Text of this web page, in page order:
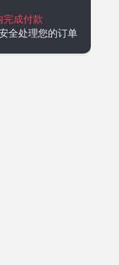
完成付款
全处理您的订单